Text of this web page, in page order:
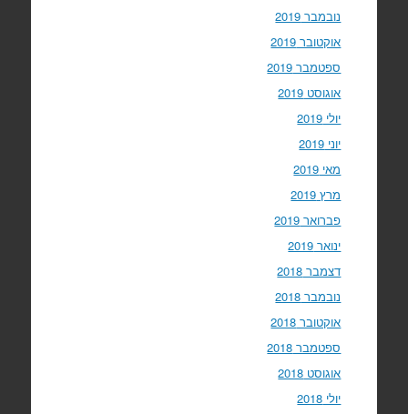
נובמבר 2019
אוקטובר 2019
ספטמבר 2019
אוגוסט 2019
יולי 2019
יוני 2019
מאי 2019
מרץ 2019
פברואר 2019
ינואר 2019
דצמבר 2018
נובמבר 2018
אוקטובר 2018
ספטמבר 2018
אוגוסט 2018
יולי 2018